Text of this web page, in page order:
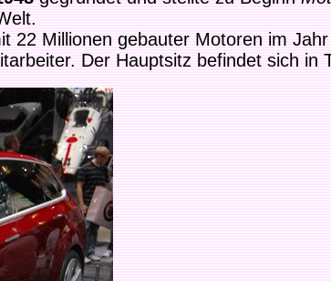
22 Millionen gebauter Motoren im
Der Hauptsitz befindet sich in